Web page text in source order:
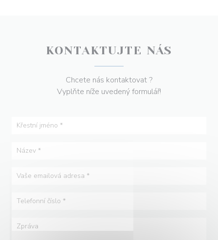
KONTAKTUJTE NÁS
Chcete nás kontaktovat ?
Vyplňte níže uvedený formulář!